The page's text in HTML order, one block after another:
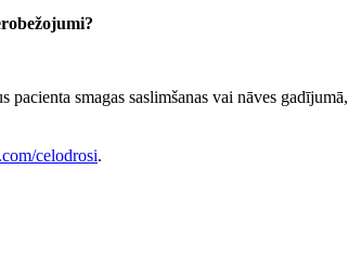
pacienta smagas saslimšanas vai nāves gadījumā,
celodrosi.